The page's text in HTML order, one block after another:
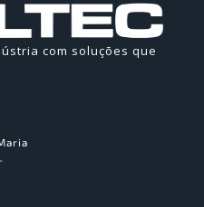
com soluções que